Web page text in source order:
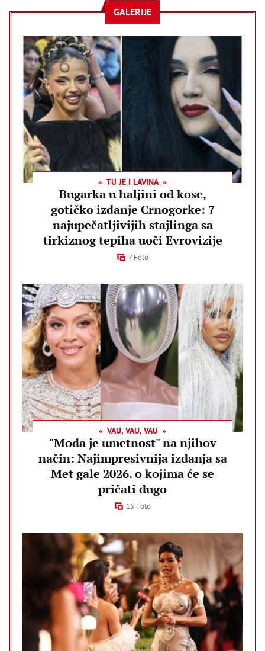
GALERIJE
TU JE I LAVINA
Bugarka u haljini od kose,
gotičko izdanje Crnogorke: 7
najupečatljivijih stajlinga sa
tirkiznog tepiha uoči Evrovizije
7 Foto
VAU, VAU, VAU
"Moda je umetnost" na njihov
način: Najimpresivnija izdanja sa
Met gale 2026. o kojima će se
pričati dugo
15 Foto